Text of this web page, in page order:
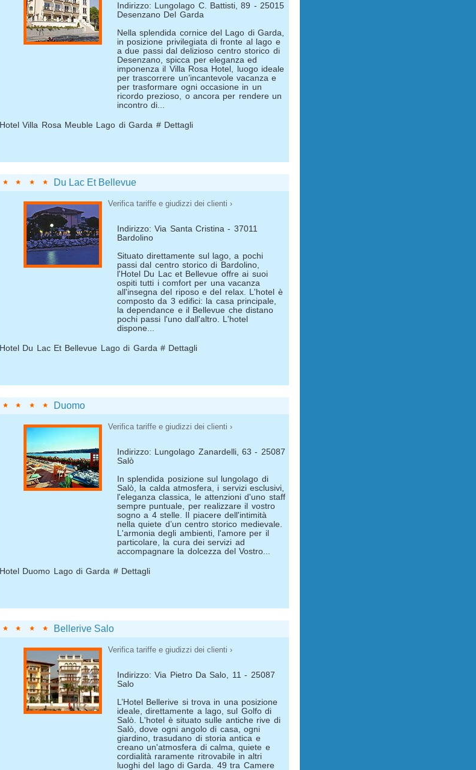
Indirizzo: Lungolago C. Battisti, 89 - 25015
Desenzano Del Garda
Nella splendida cornice del Lago di Garda,
in posizione privilegiata di fronte al lago e
a due passi dal delizioso centro storico di
Desenzano, spicca per eleganza ed
imponenza il Villa Rosa Hotel, luogo ideale
per trascorrere un’incantevole vacanza e
per trasformare ogni occasione in un
ricordo prezioso, o ancora per rendere un
incontro di...
Hotel Villa Rosa Meuble Lago di Garda # Dettagli
Du Lac Et Bellevue
Verifica tariffe e giudizzi dei clienti ›
Indirizzo: Via Santa Cristina - 37011
Bardolino
Situato direttamente sul lago, a pochi
passi dal centro storico di Bardolino,
l'Hotel Du Lac et Bellevue offre ai suoi
ospiti tutti i comfort per una vacanza
all'insegna del riposo e del relax. L'hotel è
composto da 3 edifici: la casa principale,
la dependance e il Bellevue che distano
pochi passi l'uno dall'altro. L'hotel
dispone...
Hotel Du Lac Et Bellevue Lago di Garda # Dettagli
Duomo
Verifica tariffe e giudizzi dei clienti ›
Indirizzo: Lungolago Zanardelli, 63 - 25087
Salò
In splendida posizione sul lungolago di
Salò, la calda atmosfera, i servizi esclusivi,
l'eleganza classica, le attenzioni d'uno staff
sempre puntuale, per realizzare il vostro
sogno a 4 stelle. Il piacere dell'intimità
nella quiete d’un centro storico medievale.
L'armonia degli ambienti, l'amore per il
particolare, la cura dei servizi ad
accompagnare la dolcezza del Vostro...
Hotel Duomo Lago di Garda # Dettagli
Bellerive Salo
Verifica tariffe e giudizzi dei clienti ›
Indirizzo: Via Pietro Da Salo, 11 - 25087
Salo
L’Hotel Bellerive si trova in una posizione
ideale, direttamente a lago, sul Golfo di
Salò. L'hotel è situato sulle antiche rive di
Salò, dove ogni angolo di casa, ogni
giardino, trasudano di storia antica e
creano un'atmosfera di calma, quiete e
cordialità raramente ritrovabile in altri
luoghi del lago di Garda. 49 tra Camere